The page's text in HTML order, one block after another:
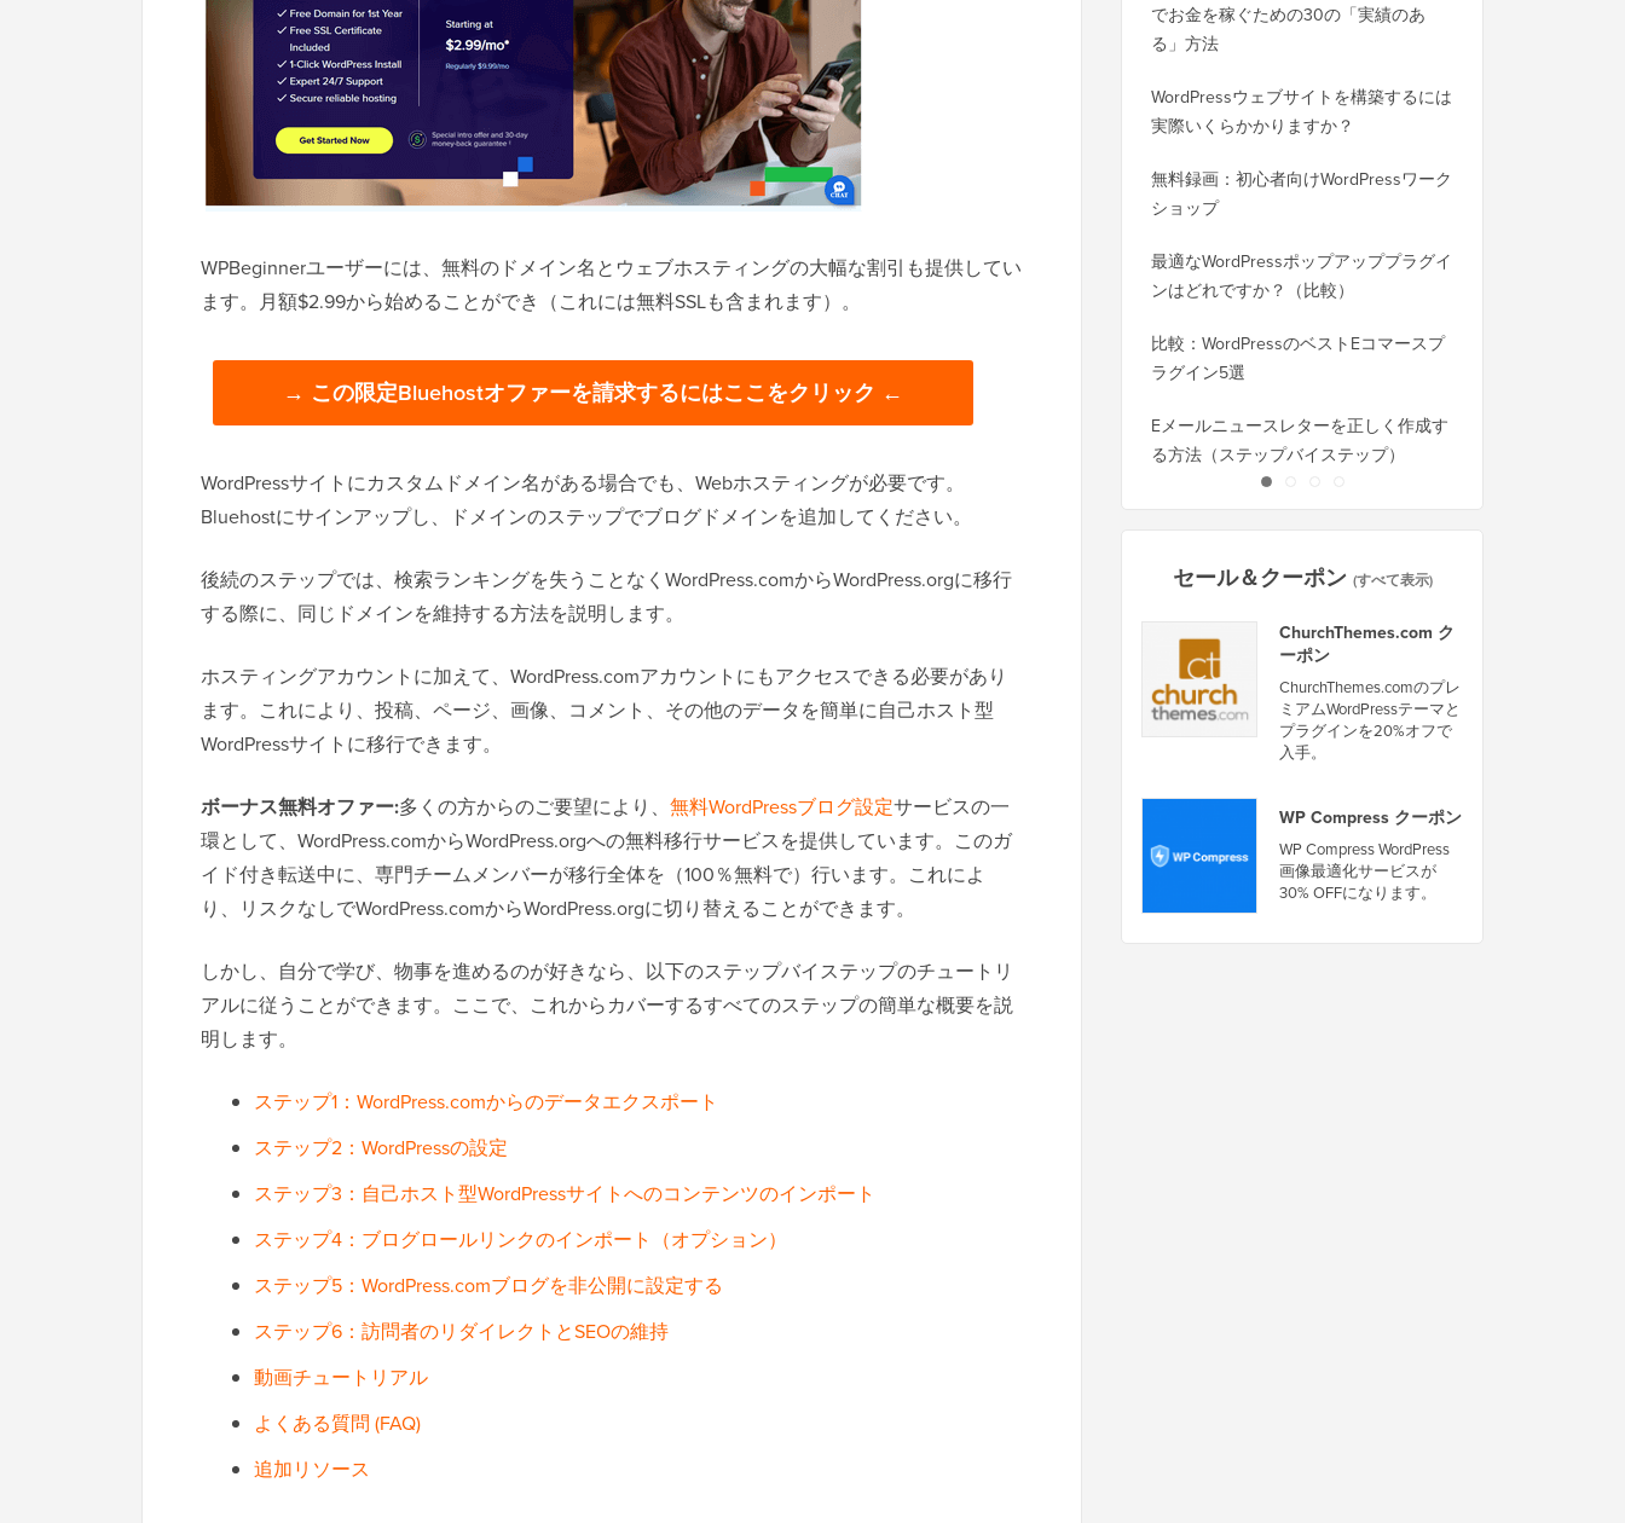
WPBeginnerユーザーには、無料のドメイン名とウェブホスティングの大幅な割引も提供してい
ます。月額$2.99から始めることができ（これには無料SSLも含まれます）。
→ この限定Bluehostオファーを請求するにはここをクリック ←
WordPressサイトにカスタムドメイン名がある場合でも、Webホスティングが必要です。
Bluehostにサインアップし、ドメインのステップでブログドメインを追加してください。
後続のステップでは、検索ランキングを失うことなくWordPress.comからWordPress.orgに移行
する際に、同じドメインを維持する方法を説明します。
ホスティングアカウントに加えて、WordPress.comアカウントにもアクセスできる必要があり
ます。これにより、投稿、ページ、画像、コメント、その他のデータを簡単に自己ホスト型
WordPressサイトに移行できます。
ボーナス無料オファー:多くの方からのご要望により、 無料WordPressブログ設定サービスの一
環として、WordPress.comからWordPress.orgへの無料移行サービスを提供しています。このガ
イド付き転送中に、専門チームメンバーが移行全体を（100％無料で）行います。これによ
り、リスクなしでWordPress.comからWordPress.orgに切り替えることができます。
しかし、自分で学び、物事を進めるのが好きなら、以下のステップバイステップのチュートリ
アルに従うことができます。ここで、これからカバーするすべてのステップの簡単な概要を説
明します。
ステップ1：WordPress.comからのデータエクスポート
ステップ2：WordPressの設定
ステップ3：自己ホスト型WordPressサイトへのコンテンツのインポート
ステップ4：ブログロールリンクのインポート（オプション）
ステップ5：WordPress.comブログを非公開に設定する
ステップ6：訪問者のリダイレクトとSEOの維持
動画チュートリアル
よくある質問 (FAQ)
追加リソース
でお金を稼ぐための30の「実績のあ
る」方法
WordPressウェブサイトを構築するには
実際いくらかかりますか？
無料録画：初心者向けWordPressワーク
ショップ
最適なWordPressポップアッププラグイ
ンはどれですか？（比較）
比較：WordPressのベストEコマースプ
ラグイン5選
Eメールニュースレターを正しく作成す
る方法（ステップバイステップ）
セール＆クーポン (すべて表示)
ChurchThemes.com ク
ーポン
ChurchThemes.comのプレ
ミアムWordPressテーマと
プラグインを20%オフで
入手。
WP Compress クーポン
WP Compress WordPress
画像最適化サービスが
30% OFFになります。